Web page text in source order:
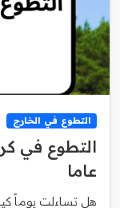
التطوع في الخارج
عاما
هل تساءلت يوماً